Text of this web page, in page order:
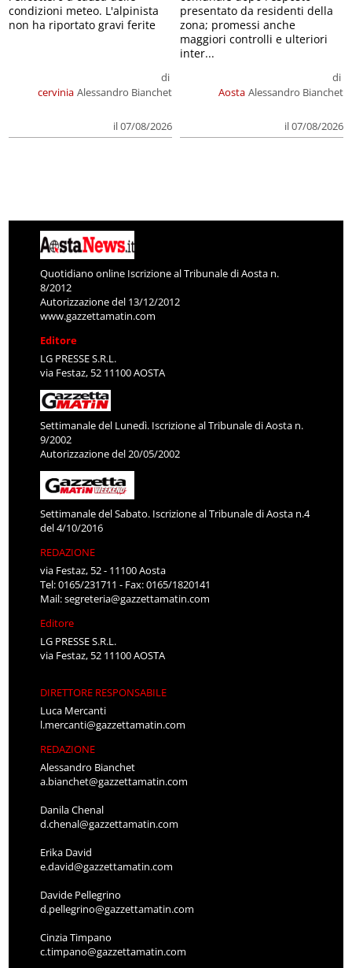
cervinia
di
Alessandro Bianchet
il 07/08/2026
condizioni meteo. L'alpinista
non ha riportato gravi ferite
Aosta
di
Alessandro Bianchet
il 07/08/2026
presentato da residenti della
zona; promessi anche
maggiori controlli e ulteriori
inter...
Quotidiano online Iscrizione al Tribunale di Aosta n.
8/2012
Autorizzazione del 13/12/2012
www.gazzettamatin.com
Editore
LG PRESSE S.R.L.
via Festaz, 52 11100 AOSTA
Settimanale del Lunedì. Iscrizione al Tribunale di Aosta n.
9/2002
Autorizzazione del 20/05/2002
Settimanale del Sabato. Iscrizione al Tribunale di Aosta n.4
del 4/10/2016
REDAZIONE
via Festaz, 52 - 11100 Aosta
Tel: 0165/231711 - Fax: 0165/1820141
Mail:segreteria@gazzettamatin.com
Editore
LG PRESSE S.R.L.
via Festaz, 52 11100 AOSTA
DIRETTORE RESPONSABILE
Luca Mercanti
l.mercanti@gazzettamatin.com
REDAZIONE
Alessandro Bianchet
a.bianchet@gazzettamatin.com
Danila Chenal
d.chenal@gazzettamatin.com
Erika David
e.david@gazzettamatin.com
Davide Pellegrino
d.pellegrino@gazzettamatin.com
Cinzia Timpano
c.timpano@gazzettamatin.com